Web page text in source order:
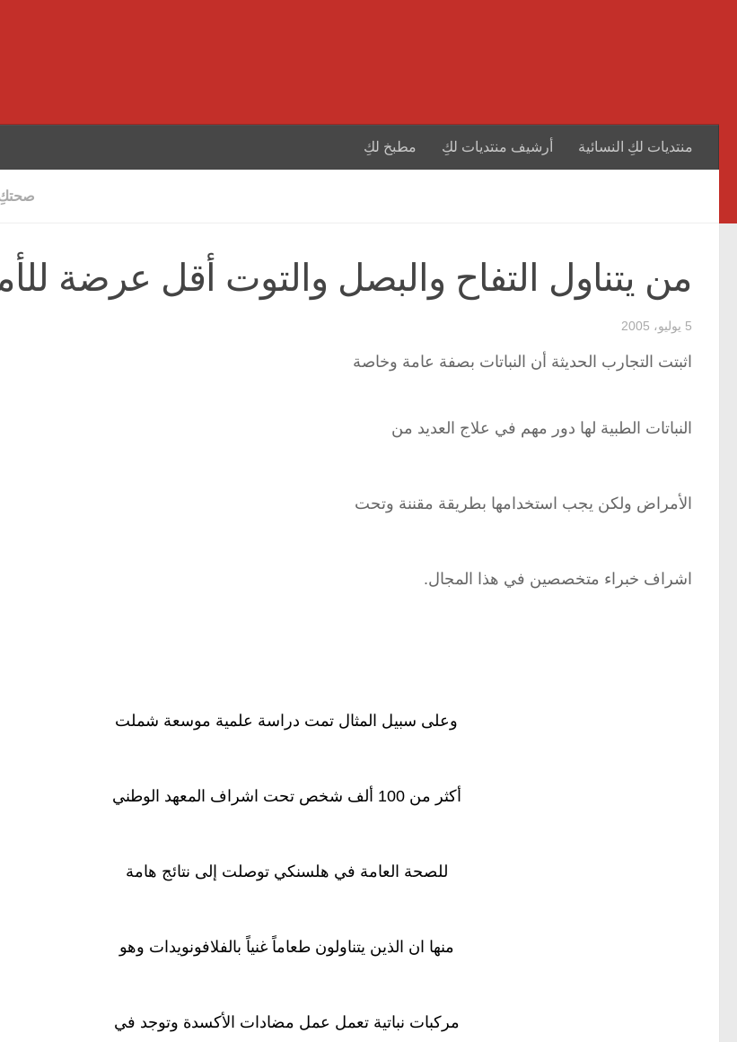
منتديات لكِ النسائية أرشيف منتديات لكِ مطبخ لكِ
من يتناول التفاح والبصل والتوت أقل عرضة
5 يوليو، 2005
اثبتت التجارب الحديثة أن النباتات بصفة عامة وخاصة
النباتات الطبية لها دور مهم في علاج العديد من
الأمراض ولكن يجب استخدامها بطريقة مقننة وتحت
اشراف خبراء متخصصين في هذا المجال.
وعلى سبيل المثال تمت دراسة علمية موسعة شملت
أكثر من 100 ألف شخص تحت اشراف المعهد الوطني
للصحة العامة في هلسنكي توصلت إلى نتائج هامة
منها ان الذين يتناولون طعاماً غنياً بالفلافونويدات وهو
مركبات نباتية تعمل عمل مضادات الأكسدة وتوجد في